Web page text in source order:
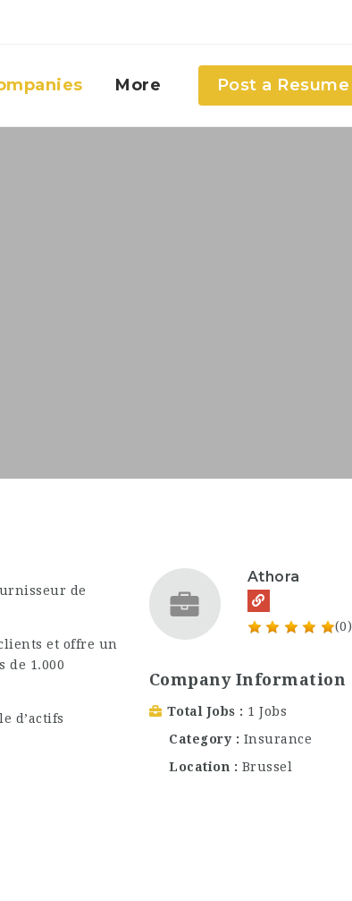
More Post a Resume
de
et offre un
de 1.000
d’actifs
Athora
(0)
Company Information
Total Jobs
1 Jobs
Category
Insurance
Location
Brussel